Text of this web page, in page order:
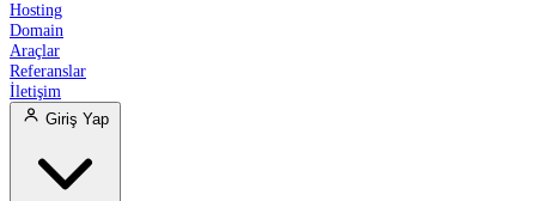
Hosting
Domain
Araçlar
Referanslar
İletişim
Giriş Yap